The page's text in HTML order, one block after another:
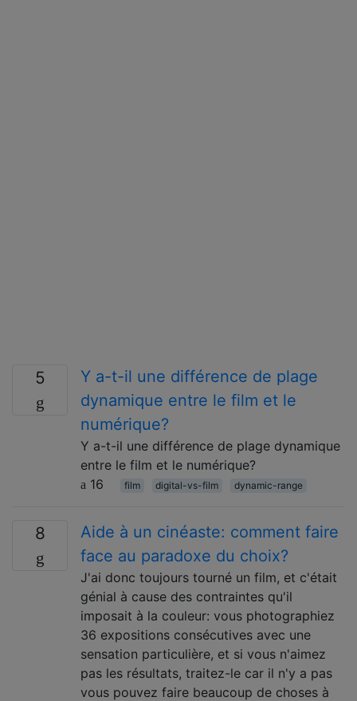
5
Y a-t-il une différence de plage
dynamique entre le film et le
numérique?
Y a-t-il une différence de plage dynamique
entre le film et le numérique?
16
film digital-vs-film dynamic-range
8
Aide à un cinéaste: comment faire
face au paradoxe du choix?
J'ai donc toujours tourné un film, et c'était
génial à cause des contraintes qu'il
imposait à la couleur: vous photographiez
36 expositions consécutives avec une
sensation particulière, et si vous n'aimez
pas les résultats, traitez-le car il n'y a pas
vous pouvez faire beaucoup de choses à